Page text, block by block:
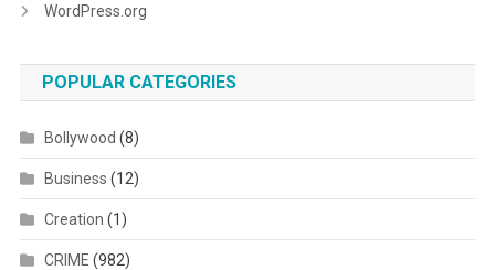
WordPress.org
POPULAR CATEGORIES
Bollywood (8)
Business (12)
Creation (1)
CRIME (982)